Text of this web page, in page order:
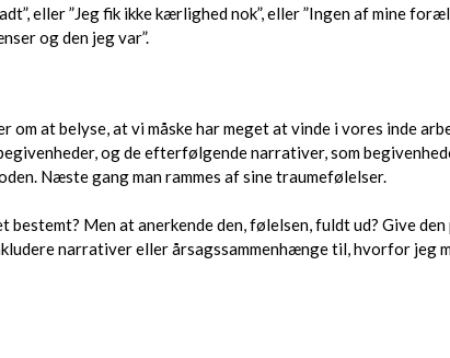
eller ”Jeg fik ikke kærlighed nok”, eller ”Ingen af mine
og den jeg var”.
at belyse, at vi måske har meget at vinde i vores inde
og de efterfølgende narrativer, som
Næste gang man rammes af sine traumefølelser.
Men at anerkende den, følelsen, fuldt ud? Give
narrativer eller årsagssammenhænge til, hvorfor jeg